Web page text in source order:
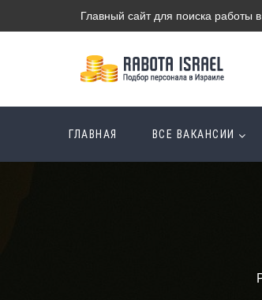
Главный сайт для поиска работы
ГЛАВНАЯ ВСЕ ВАКАНСИИ